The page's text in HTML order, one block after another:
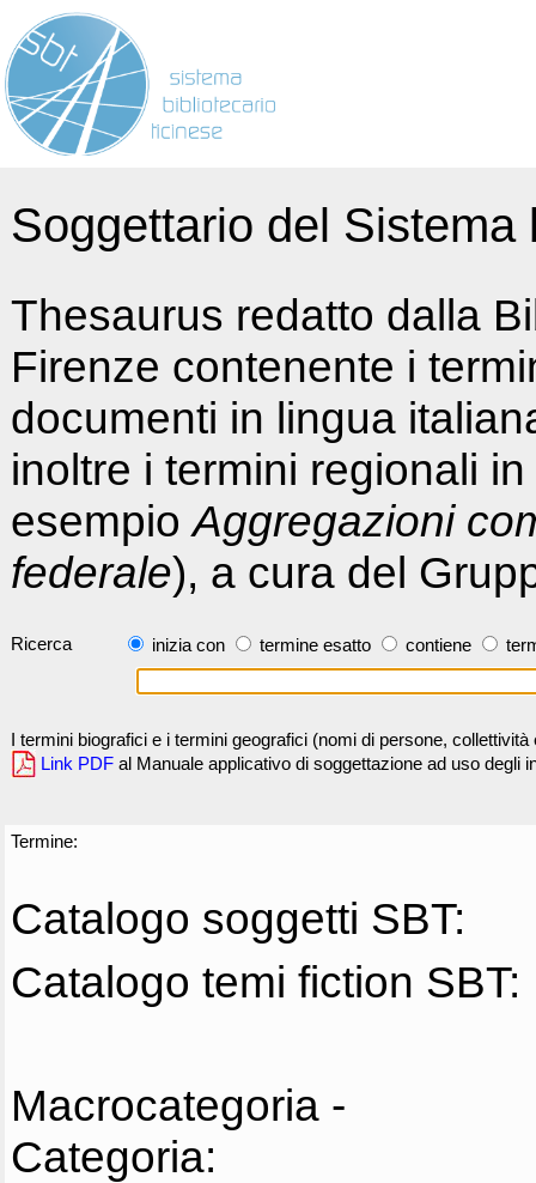
Soggettario del
Thesaurus redatto dalla
Firenze contenente i
documenti in lingua
inoltre i termini regionali
esempioAggregazioni
federale), a cura del
Ricerca inizia con termine esatto contiene
I termini biografici e i termini geografici (nomi di persone,
Link PDF al Manuale applicativo di soggettazione ad uso degli
Termine:
Catalogo soggetti SBT:
Catalogo temi fiction SBT:
Macrocategoria -
Categoria: